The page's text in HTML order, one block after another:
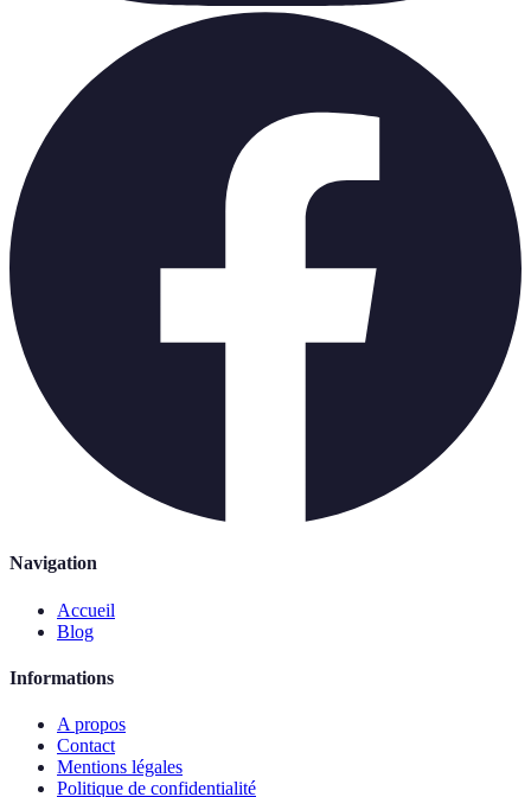
Navigation
Accueil
Blog
Informations
A propos
Contact
Mentions légales
Politique de confidentialité